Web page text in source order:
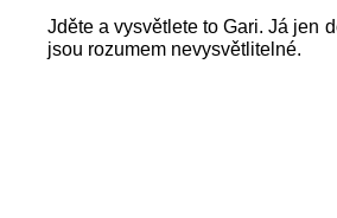
Jděte a vysvětlete to Gari. Já jen
jsou rozumem nevysvětlitelné.